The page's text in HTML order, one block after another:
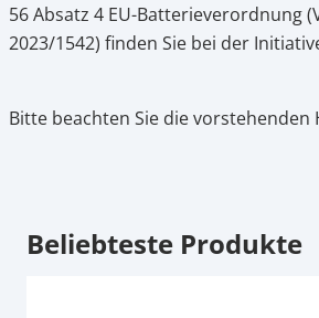
56 Absatz 4 EU-Batterieverordnung
2023/1542) finden Sie bei der
Bitte beachten Sie die vorstehenden
Beliebteste Produkte